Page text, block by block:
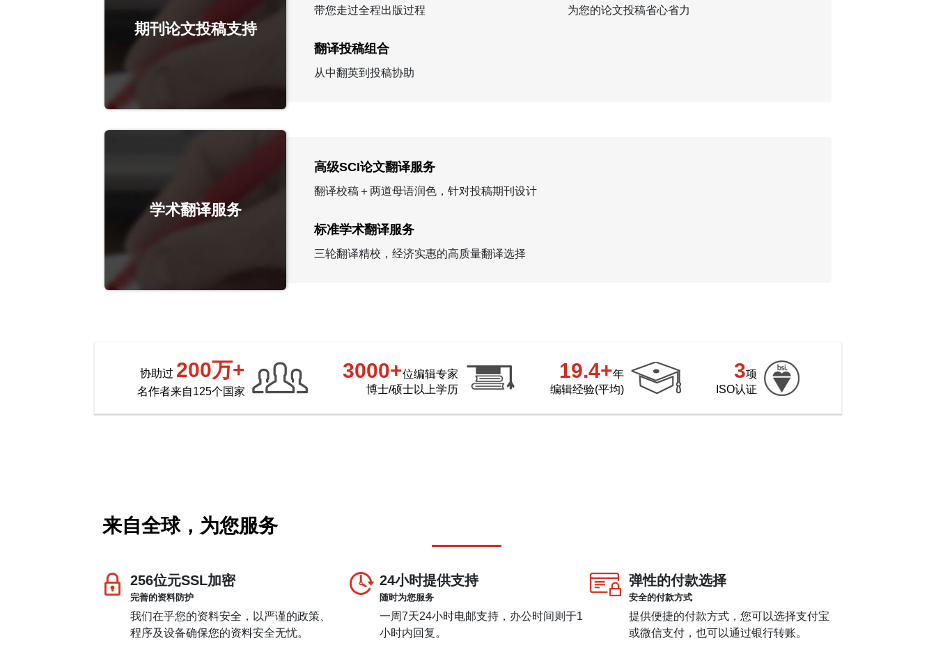
期刊论文投稿支持
带您走过全程出版过程 为您的论文投稿省心省力
翻译投稿组合
从中翻英到投稿协助
学术翻译服务
高级SCI论文翻译服务
翻译校稿＋两道母语润色，针对投稿期刊设计
标准学术翻译服务
三轮翻译精校，经济实惠的高质量翻译选择
协助过 200万+
名作者来自125个国家
3000+位编辑专家
博士/硕士以上学历
19.4+年
编辑经验(平均)
3项
ISO认证
来自全球，为您服务
256位元SSL加密
完善的资料防护
我们在乎您的资料安全，以严谨的政策、
程序及设备确保您的资料安全无忧。
24小时提供支持
随时为您服务
一周7天24小时电邮支持，办公时间则于1
小时内回复。
弹性的付款选择
安全的付款方式
提供便捷的付款方式，您可以选择支付宝
或微信支付，也可以通过银行转账。